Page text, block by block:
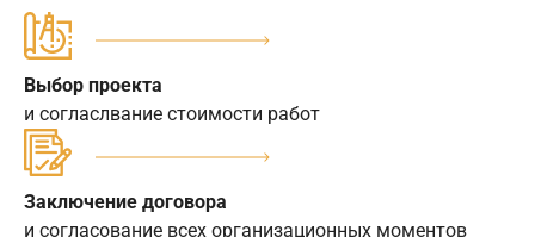
Выбор проекта
и согласлвание стоимости работ
Заключение договора
и согласование всех организационных моментов